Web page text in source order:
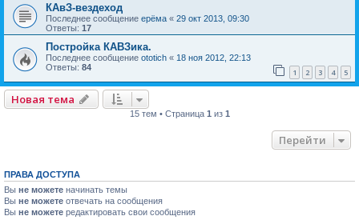
КАвЗ-вездеход
Последнее сообщение ерёма « 29 окт 2013, 09:30
Ответы: 17
Постройка КАВЗика.
Последнее сообщение ototich « 18 ноя 2012, 22:13
Ответы: 84 1 2 3 4 5
Новая тема
15 тем • Страница 1 из 1
Перейти
ПРАВА ДОСТУПА
Вы не можете начинать темы
Вы не можете отвечать на сообщения
Вы не можете редактировать свои сообщения